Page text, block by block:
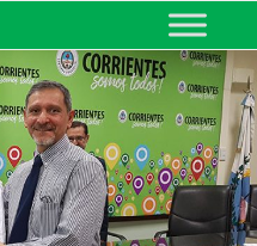
EDUCACIÓN